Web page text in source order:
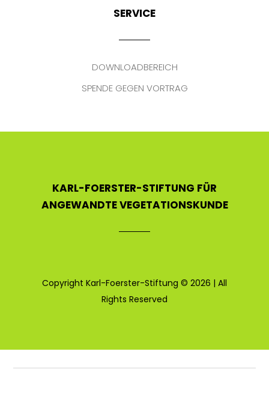
SERVICE
DOWNLOADBEREICH
SPENDE GEGEN VORTRAG
KARL-FOERSTER-STIFTUNG FÜR
ANGEWANDTE VEGETATIONSKUNDE
Copyright Karl-Foerster-Stiftung © 2026 | All
Rights Reserved